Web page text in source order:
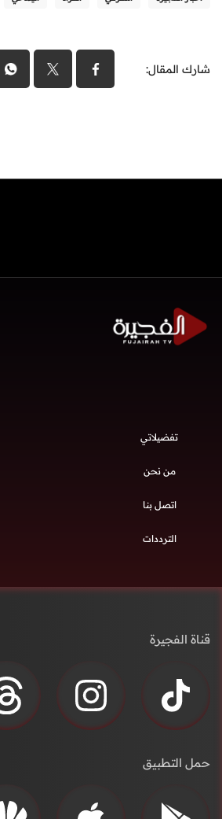
شارك المقال:
تفضيلاتي
من نحن
اتصل بنا
الترددات
قناة الفجيرة
حمل التطبيق